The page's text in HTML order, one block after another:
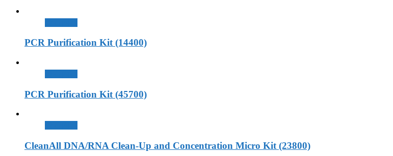
PCR Purification Kit (14400)
PCR Purification Kit (45700)
CleanAll DNA/RNA Clean-Up and Concentration Micro Kit (23800)